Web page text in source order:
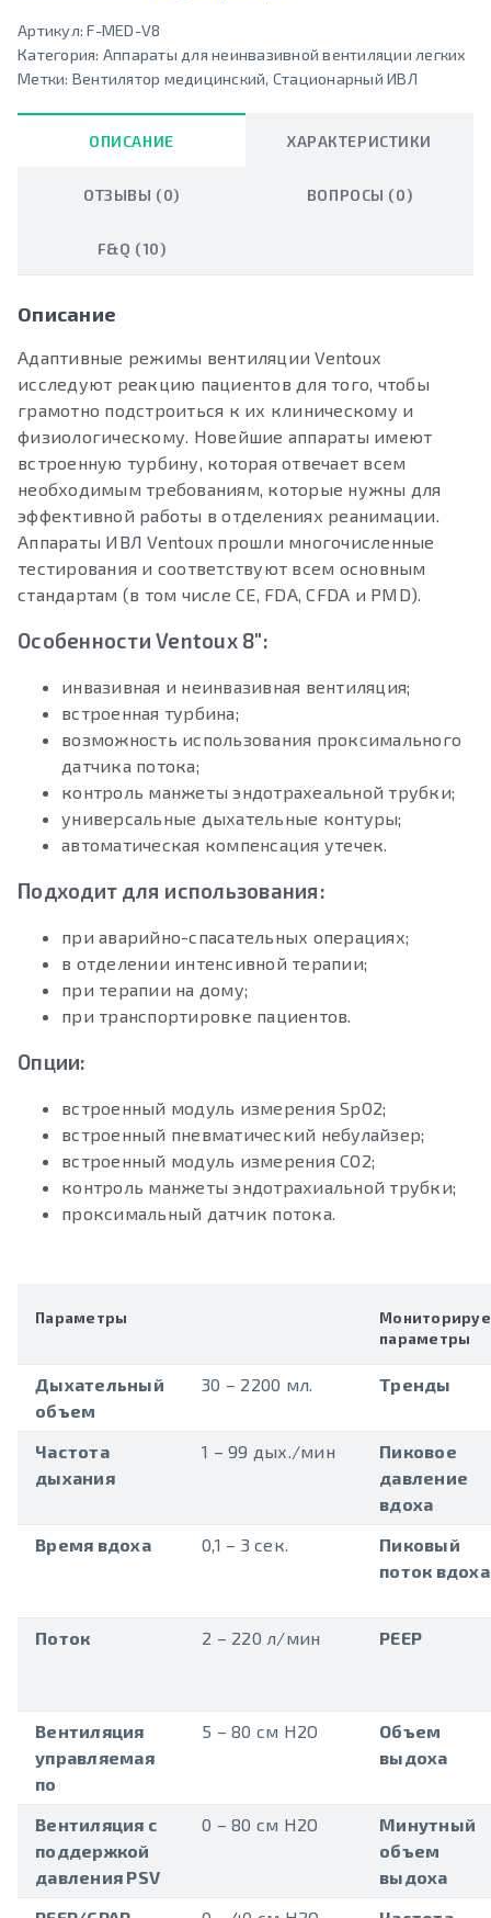
Артикул:F-MED-V8
Категория: Аппараты для неинвазивной вентиляции легких
Метки: Вентилятор медицинский, Стационарный ИВЛ
ОПИСАНИЕ ХАРАКТЕРИСТИКИ
ОТЗЫВЫ (0) ВОПРОСЫ (0)
F&Q (10)
Описание
Адаптивные режимы вентиляции Ventoux
исследуют реакцию пациентов для того, чтобы
грамотно подстроиться к их клиническому и
физиологическому. Новейшие аппараты имеют
встроенную турбину, которая отвечает всем
необходимым требованиям, которые нужны для
эффективной работы в отделениях реанимации.
Аппараты ИВЛ Ventoux прошли многочисленные
тестирования и соответствуют всем основным
стандартам (в том числе CE, FDA, CFDA и PMD).
Особенности Ventoux 8″:
инвазивная и неинвазивная вентиляция;
встроенная турбина;
возможность использования проксимального
датчика потока;
контроль манжеты эндотрахеальной трубки;
универсальные дыхательные контуры;
автоматическая компенсация утечек.
Подходит для использования:
при аварийно-спасательных операциях;
в отделении интенсивной терапии;
при терапии на дому;
при транспортировке пациентов.
Опции:
встроенный модуль измерения SpO2;
встроенный пневматический небулайзер;
встроенный модуль измерения СО2;
контроль манжеты эндотрахиальной трубки;
проксимальный датчик потока.
Параметры
параметры
Дыхательный
объем
30 – 2200 мл. Тренды
Частота
дыхания
1 – 99 дых./мин
Пиковое
давление
вдоха
Время вдоха
0,1 – 3 сек.
Пиковый
поток вдоха
Поток 2 – 220 л/мин PEEP
Вентиляция
управляемая
по
5 – 80 см H2O
Объем
выдоха
Вентиляция с
поддержкой
давления PSV
0 – 80 см H2O
Минутный
объем
выдоха